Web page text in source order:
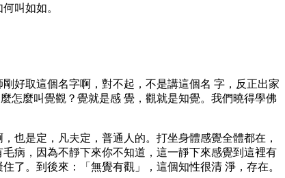
叫如如。
好取這個名字啊，對不起，不是講這個名 字，反正出家
怎麼叫覺觀？覺就是感 覺，觀就是知覺。我們曉得學佛
也是定，凡夫定，普通人的。打坐身體感覺全體都在，
病，因為不靜下來你不知道，這一靜下來感覺到這裡有
了。到後來：「無覺有觀」，這個知性很清 淨，存在。